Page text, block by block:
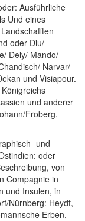
Ausführliche
Und eines
oder Diu/
Dely/ Mando/
Narvar/
und Visiapour.
und anderer
Froberg,
und
oder
von
Compagnie in
und Insulen, in
Nürnberg: Heydt,
Erben,